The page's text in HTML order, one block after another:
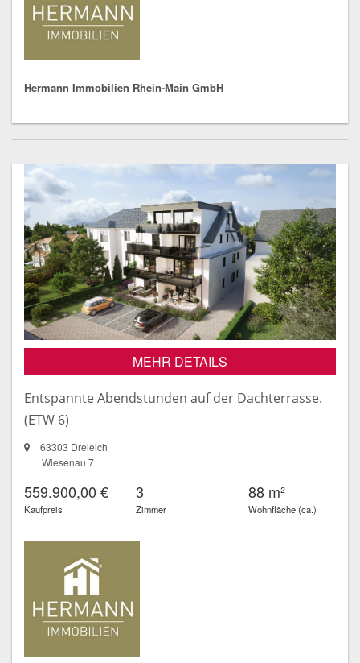
Hermann Immobilien Rhein-Main GmbH
MEHR DETAILS
Entspannte Abendstunden auf der Dachterrasse.
(ETW 6)
63303 Dreieich
Wiesenau 7
559.900,00 €
Kaufpreis
3
Zimmer
88 m²
Wohnfläche (ca.)